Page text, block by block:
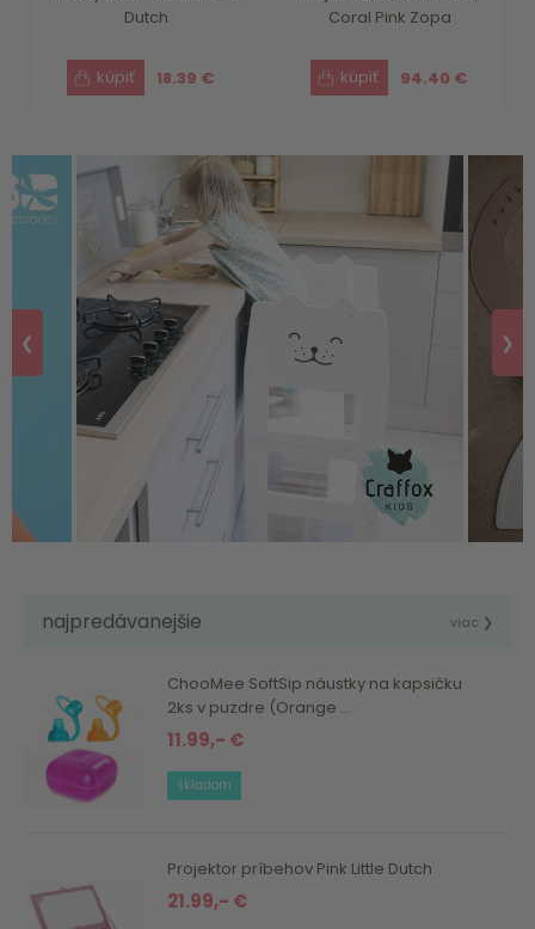
Dutch
18.39 €
Coral Pink Zopa
94.40 €
❮ ❯
najpredávanejšie viac ❯
ChooMee SoftSip náustky na kapsičku
2ks v puzdre (Orange ...
11.99,- €
skladom
Projektor príbehov Pink Little Dutch
21.99,- €